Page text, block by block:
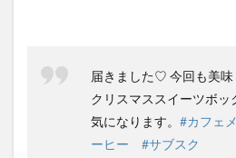
届きました♡ 今回も美
クリスマススイーツボッ
気になります。 #カフェ
ーヒー
#サブスク